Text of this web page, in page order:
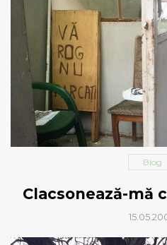
Blog
Clacsonează-mă